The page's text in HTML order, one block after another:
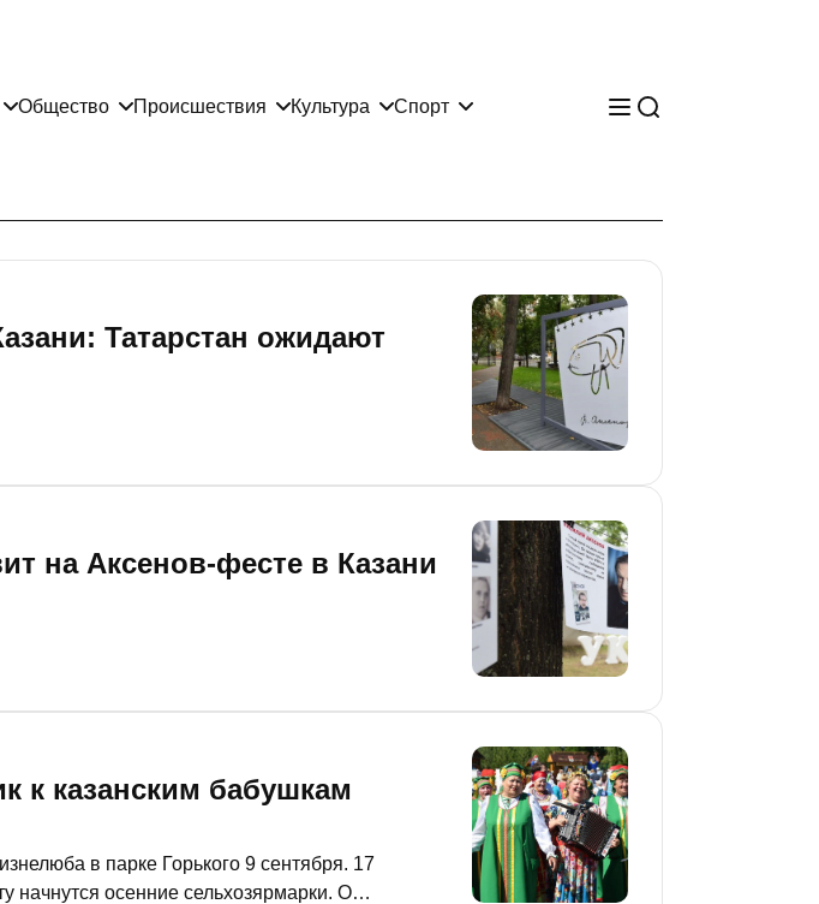
Общество Происшествия Культура Спорт
Татарстан ожидают
на Аксенов-фесте в Казани
к казанским бабушкам
в парке Горького 9 сентября. 17
начнутся осенние сельхозярмарки. О